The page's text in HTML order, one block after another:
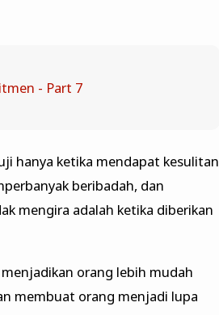
- Part 7
hanya ketika mendapat kesulitan
beribadah, dan
mengira adalah ketika diberikan
orang lebih mudah
membuat orang menjadi lupa